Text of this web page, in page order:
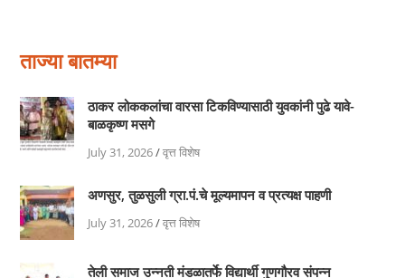
ताज्या बातम्या
ठाकर लोककलांचा वारसा टिकविण्यासाठी युवकांनी पुढे यावे-
बाळकृष्ण मसगे
July 31, 2026/वृत्त विशेष
अणसुर, तुळसुली ग्रा.पं.चे मूल्यमापन व प्रत्यक्ष पाहणी
July 31, 2026/वृत्त विशेष
तेली समाज उन्नती मंडळातर्फे विद्यार्थी गुणगौरव संपन्न